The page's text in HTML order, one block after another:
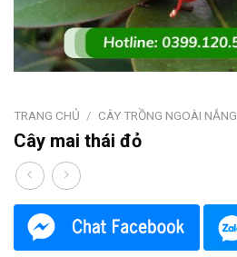
TRANG CHỦ / CÂY TRỒNG NGOÀI NẮNG
Cây mai thái đỏ